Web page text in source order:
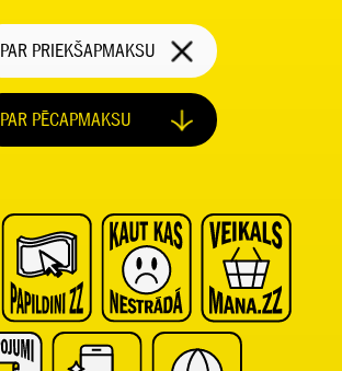
PAR PRIEKŠAPMAKSU
PAR PĒCAPMAKSU